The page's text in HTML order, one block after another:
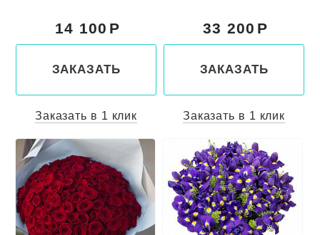
14 100
ЗАКАЗАТЬ
Заказать в 1 клик
33 200
ЗАКАЗАТЬ
Заказать в 1 клик